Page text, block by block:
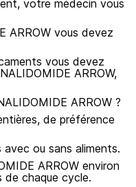
votre médecin vous
ARROW vous devez
vous devez
ARROW,
ARROW ?
de préférence
avec ou sans aliments.
ARROW environ
de chaque cycle.